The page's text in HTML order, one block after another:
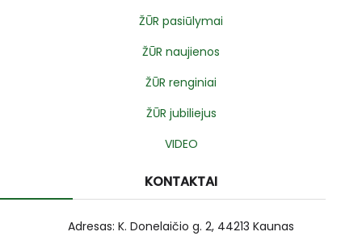
ŽŪR pasiūlymai
ŽŪR naujienos
ŽŪR renginiai
ŽŪR jubiliejus
VIDEO
KONTAKTAI
Adresas: K. Donelaičio g. 2, 44213 Kaunas